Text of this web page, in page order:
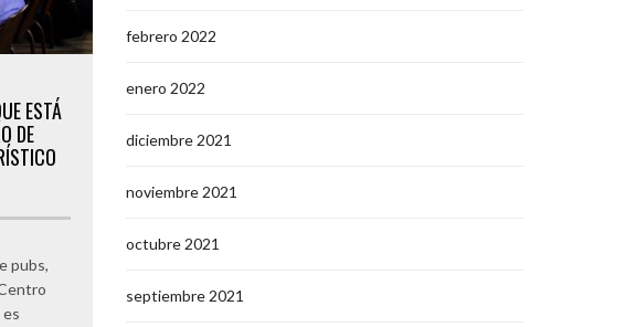
ESTÁ
DE
pubs,
febrero 2022
enero 2022
diciembre 2021
noviembre 2021
octubre 2021
septiembre 2021